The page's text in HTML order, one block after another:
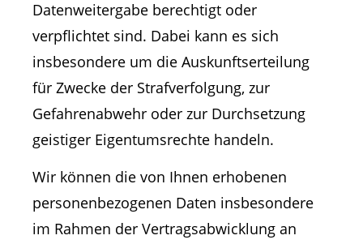
Datenweitergabe berechtigt oder
verpflichtet sind. Dabei kann es sich
insbesondere um die Auskunftserteilung
für Zwecke der Strafverfolgung, zur
Gefahrenabwehr oder zur Durchsetzung
geistiger Eigentumsrechte handeln.
Wir können die von Ihnen erhobenen
personenbezogenen Daten insbesondere
im Rahmen der Vertragsabwicklung an